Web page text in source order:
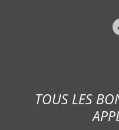
TOUS LES